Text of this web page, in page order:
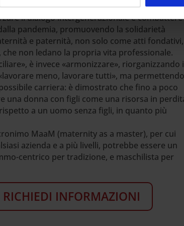
concorrenziali.
il dialogo intergenerazionale e combattere
pandemia, promuovendo la solidarietà
e paternità, non solo come atti
non ledano la propria vita professionale.
è invece «armonizzare», riorganizzando i
meno, lavorare tutti», ma
carriera: è dimostrato che fino a poco
una donna con figli come una risorsa in
a un uomo senza figli, in quanto più
MaaM (maternity as a master), per cui
azienda e a più livelli, potrebbe essere un
centrico per tradizione, e maschilista per
RICHIEDI INFORMAZIONI